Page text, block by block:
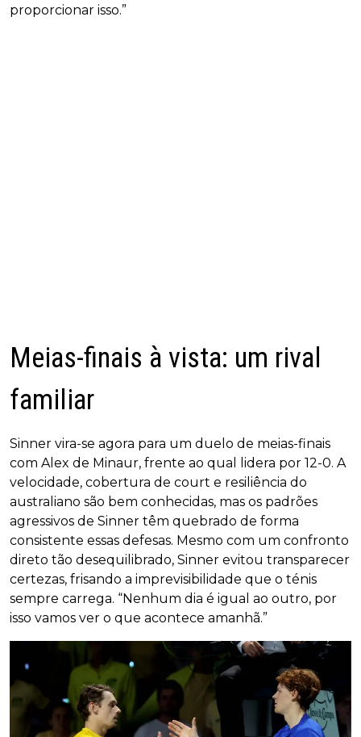
proporcionar isso.”
Meias-finais à vista: um rival
familiar
Sinner vira-se agora para um duelo de meias-finais
com Alex de Minaur, frente ao qual lidera por 12-0. A
velocidade, cobertura de court e resiliência do
australiano são bem conhecidas, mas os padrões
agressivos de Sinner têm quebrado de forma
consistente essas defesas. Mesmo com um confronto
direto tão desequilibrado, Sinner evitou transparecer
certezas, frisando a imprevisibilidade que o ténis
sempre carrega. “Nenhum dia é igual ao outro, por
isso vamos ver o que acontece amanhã.”